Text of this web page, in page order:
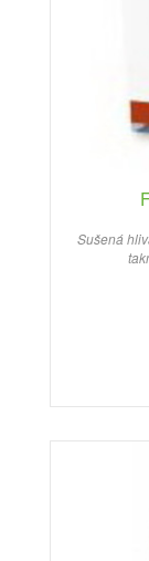
Sušená